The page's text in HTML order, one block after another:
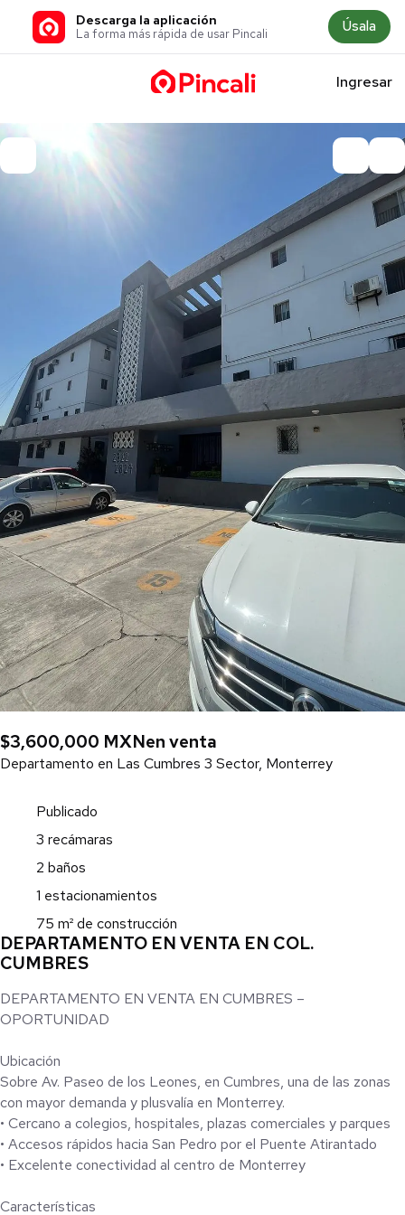
Descarga la aplicación
La forma más rápida de usar Pincali Úsala
Ingresar
$3,600,000 MXNen venta
Departamento en Las Cumbres 3 Sector, Monterrey
Publicado
3 recámaras
2 baños
1 estacionamientos
75 m² de construcción
DEPARTAMENTO EN VENTA EN COL.
CUMBRES
DEPARTAMENTO EN VENTA EN CUMBRES –
OPORTUNIDAD
Ubicación
Sobre Av. Paseo de los Leones, en Cumbres, una de las zonas
con mayor demanda y plusvalía en Monterrey.
• Cercano a colegios, hospitales, plazas comerciales y parques
• Accesos rápidos hacia San Pedro por el Puente Atirantado
• Excelente conectividad al centro de Monterrey
Características